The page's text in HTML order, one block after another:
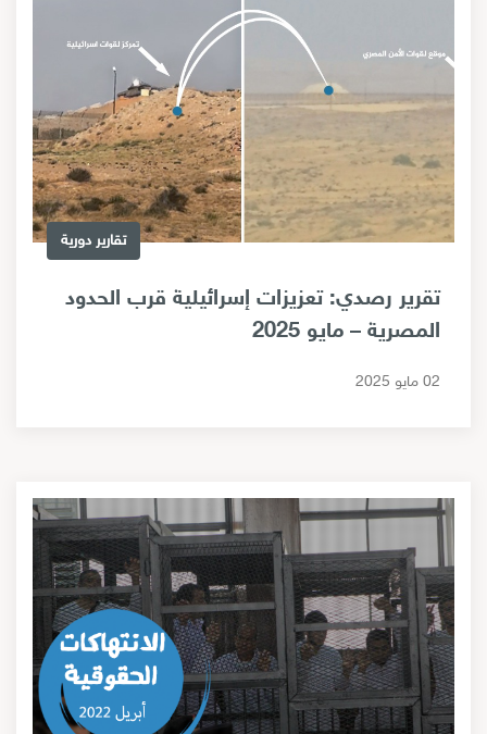
تقارير دورية
تقرير رصدي: تعزيزات إسرائيلية قرب الحدود
المصرية – مايو 2025
02 مايو 2025